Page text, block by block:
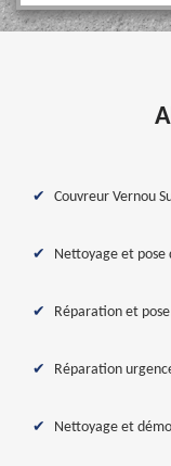
Couvreur Vernou
Nettoyage et pose
Réparation et
Réparation
Nettoyage et